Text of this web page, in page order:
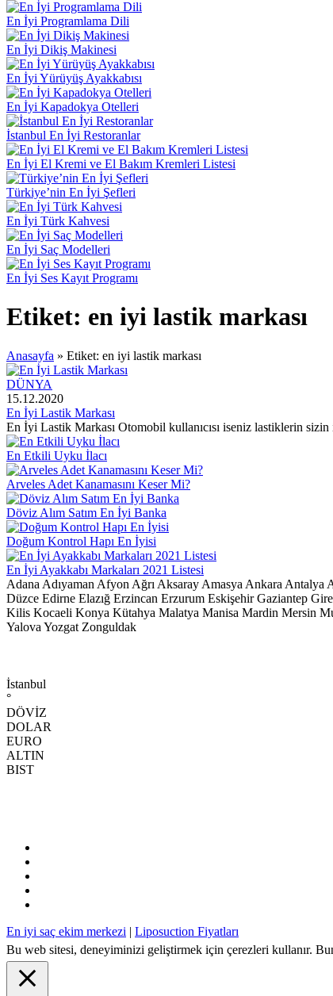
En İyi Programlama Dili
En İyi Dikiş Makinesi
En İyi Yürüyüş Ayakkabısı
En İyi Kapadokya Otelleri
İstanbul En İyi Restoranlar
En İyi El Kremi ve El Bakım Kremleri Listesi
Türkiye’nin En İyi Şefleri
En İyi Türk Kahvesi
En İyi Saç Modelleri
En İyi Ses Kayıt Programı
Etiket: en iyi lastik markası
Anasayfa » Etiket: en iyi lastik markası
DÜNYA
15.12.2020
En İyi Lastik Markası
En İyi Lastik Markası Otomobil kullanıcısı iseniz lastiklerin sizin
En Etkili Uyku İlacı
Arveles Adet Kanamasını Keser Mi?
Döviz Alım Satım En İyi Banka
Doğum Kontrol Hapı En İyisi
En İyi Ayakkabı Markaları 2021 Listesi
Adana Adıyaman Afyon Ağrı Aksaray Amasya Ankara Antalya
Düzce Edirne Elazığ Erzincan Erzurum Eskişehir Gaziantep
Kilis Kocaeli Konya Kütahya Malatya Manisa Mardin Mersin
Yalova Yozgat Zonguldak
İstanbul
°
DÖVİZ
DOLAR
EURO
ALTIN
BIST
En iyi saç ekim merkezi | Liposuction Fiyatları
Bu web sitesi, deneyiminizi geliştirmek için çerezleri kullanır.